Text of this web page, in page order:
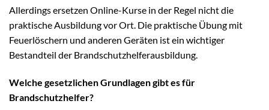
Allerdings ersetzen Online-Kurse in der Regel nicht die
praktische Ausbildung vor Ort. Die praktische Übung mit
Feuerlöschern und anderen Geräten ist ein wichtiger
Bestandteil der Brandschutzhelferausbildung.
Welche gesetzlichen Grundlagen gibt es für
Brandschutzhelfer?